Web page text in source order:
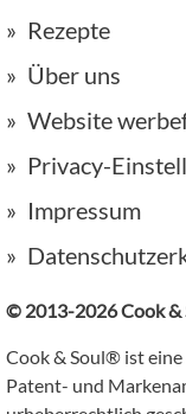
Rezepte
Über uns
Website
Privacy-
Impressum
© 2013-2026 Cook &
Cook & Soul® ist
Patent- und